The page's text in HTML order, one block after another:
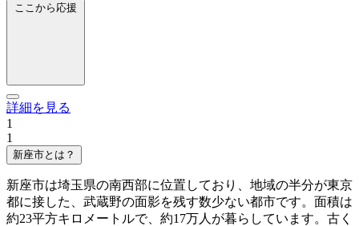
ここから応援
詳細を見る
1
1
新座市とは？
新座市は埼玉県の南西部に位置しており、地域の半分が東京
都に接した、武蔵野の面影を残す数少ない都市です。面積は
約23平方キロメートルで、約17万人が暮らしています。古く